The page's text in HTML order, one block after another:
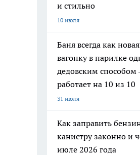
и стильно
10 июля
Баня всегда как
вагонку в парилке
дедовским
работает на 10 из 10
31 июля
Как заправить
канистру законно и
июле 2026 года